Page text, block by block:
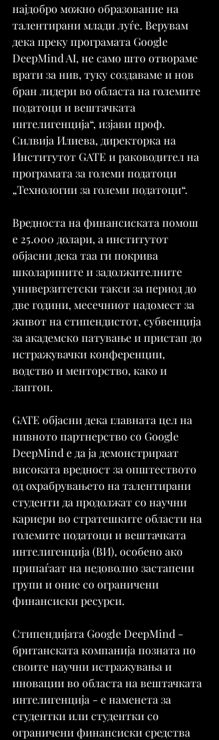
најдобро можно образование на
талентирани млади луѓе. Верувам
дека преку програмата Google
DeepMind AI, не само што отвораме
врати за нив, туку создаваме и нов
бран лидери во областа на големите
податоци и вештачката
интелигенција“, изјави проф.
Силвија Илиева, директорка на
Институтот GATE и раководител на
програмата за големи податоци
„Технологии за големи податоци“.
Вредноста на финансиската помош
е 25.000 долари, а институтот
објасни дека таа ги покрива
школарините и задолжителните
универзитетски такси за период до
две години, месечниот надомест за
живот на стипендистот, субвенција
за академско патување и пристап до
истражувачки конференции,
водство и менторство, како и
лаптоп.
GATE објасни дека главната цел на
нивното партнерство со Google
DeepMind е да ја демонстрираат
високата вредност за општеството
од охрабрувањето на талентирани
студенти да продолжат со научни
кариери во стратешките области на
големите податоци и вештачката
интелигенција (ВИ), особено ако
припаѓаат на недоволно застапени
групи и оние со ограничени
финансиски ресурси.
Стипендијата Google DeepMind -
британската компанија позната по
своите научни истражувања и
иновации во областа на вештачката
интелигенција - е наменета за
студентки или студентки со
ограничени финансиски средства